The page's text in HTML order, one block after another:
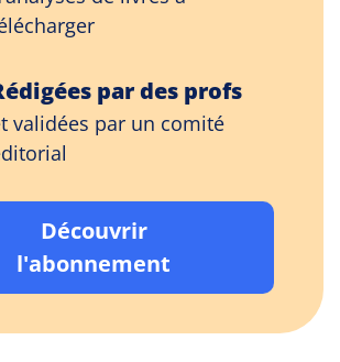
par des profs
validées par un comité
Découvrir
l'abonnement